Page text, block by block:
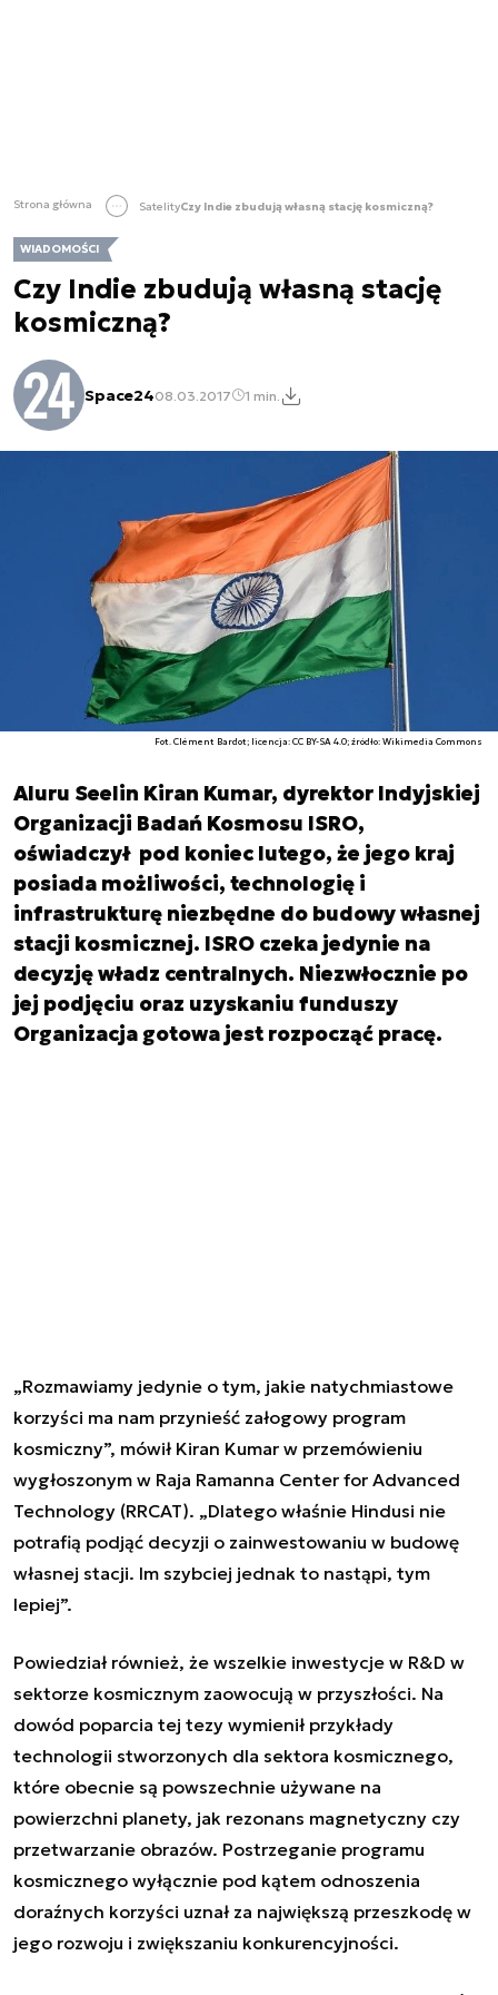
Strona główna SatelityCzy Indie zbudują własną stację kosmiczną?
WIADOMOŚCI
Czy Indie zbudują własną stację
kosmiczną?
Space2408.03.2017 1 min.
Fot. Clément Bardot; licencja: CC BY-SA 4.0; źródło: Wikimedia Commons
Aluru Seelin Kiran Kumar, dyrektor Indyjskiej
Organizacji Badań Kosmosu ISRO,
oświadczył pod koniec lutego, że jego kraj
posiada możliwości, technologię i
infrastrukturę niezbędne do budowy własnej
stacji kosmicznej. ISRO czeka jedynie na
decyzję władz centralnych. Niezwłocznie po
jej podjęciu oraz uzyskaniu funduszy
Organizacja gotowa jest rozpocząć pracę.
„Rozmawiamy jedynie o tym, jakie natychmiastowe
korzyści ma nam przynieść załogowy program
kosmiczny”, mówił Kiran Kumar w przemówieniu
wygłoszonym w Raja Ramanna Center for Advanced
Technology (RRCAT). „Dlatego właśnie Hindusi nie
potrafią podjąć decyzji o zainwestowaniu w budowę
własnej stacji. Im szybciej jednak to nastąpi, tym
lepiej”.
Powiedział również, że wszelkie inwestycje w R&D w
sektorze kosmicznym zaowocują w przyszłości. Na
dowód poparcia tej tezy wymienił przykłady
technologii stworzonych dla sektora kosmicznego,
które obecnie są powszechnie używane na
powierzchni planety, jak rezonans magnetyczny czy
przetwarzanie obrazów. Postrzeganie programu
kosmicznego wyłącznie pod kątem odnoszenia
doraźnych korzyści uznał za największą przeszkodę w
jego rozwoju i zwiększaniu konkurencyjności.